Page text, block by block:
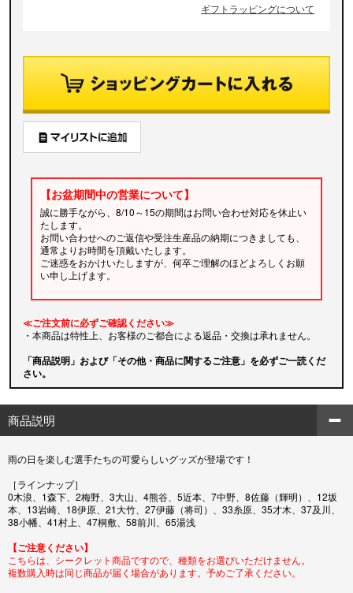
ギフトラッピングについて
【お盆期間中の営業について】
誠に勝手ながら、8/10～15の期間はお問い合わせ対応を休止い
たします。
お問い合わせへのご返信や受注生産品の納期につきましても、
通常よりお時間を頂戴いたします。
ご迷惑をおかけいたしますが、何卒ご理解のほどよろしくお願
い申し上げます。
≪ご注文前に必ずご確認ください≫
・本商品は特性上、お客様のご都合による返品・交換は承れません。
「商品説明」および「その他・商品に関するご注意」を必ずご一読くだ
さい。
商品説明
雨の日を楽しむ選手たちの可愛らしいグッズが登場です！
［ラインナップ］
0木浪、1森下、2梅野、3大山、4熊谷、5近本、7中野、8佐藤（輝明）、12坂
本、13岩崎、18伊原、21大竹、27伊藤（将司）、33糸原、35才木、37及川、
38小幡、41村上、47桐敷、58前川、65湯浅
【ご注意ください】
こちらは、シークレット商品ですので、種類をお選びいただけません。
複数購入時は同じ商品が届く場合があります。予めご了承ください。